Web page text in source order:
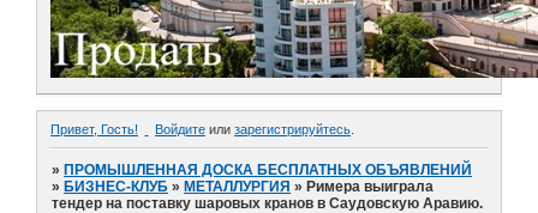
Привет, Гость! Войдите или зарегистрируйтесь
»ПРОМЫШЛЕННАЯ ДОСКА БЕСПЛАТНЫХ ОБЪЯВЛЕНИЙ
»БИЗНЕС-КЛУБ »МЕТАЛЛУРГИЯ »Римера выиграла
тендер на поставку шаровых кранов в Саудовскую Аравию.